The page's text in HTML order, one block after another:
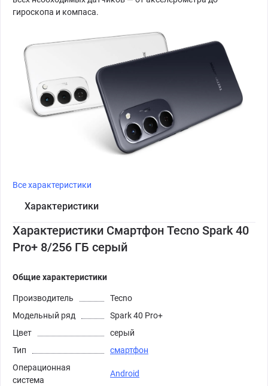
гироскопа и компаса.
Все характеристики
Характеристики
Характеристики Смартфон Tecno Spark 40
Pro+ 8/256 ГБ серый
Общие характеристики
Производитель
Tecno
Модельный ряд
Spark 40 Pro+
Цвет
серый
Тип
смартфон
Операционная
система
Android